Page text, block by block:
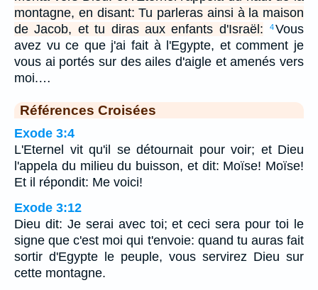
montagne, en disant: Tu parleras ainsi à la maison
de Jacob, et tu diras aux enfants d'Israël:
4Vous
avez vu ce que j'ai fait à l'Egypte, et comment je
vous ai portés sur des ailes d'aigle et amenés vers
moi.…
Références Croisées
Exode 3:4
L'Eternel vit qu'il se détournait pour voir; et Dieu
l'appela du milieu du buisson, et dit: Moïse! Moïse!
Et il répondit: Me voici!
Exode 3:12
Dieu dit: Je serai avec toi; et ceci sera pour toi le
signe que c'est moi qui t'envoie: quand tu auras fait
sortir d'Egypte le peuple, vous servirez Dieu sur
cette montagne.